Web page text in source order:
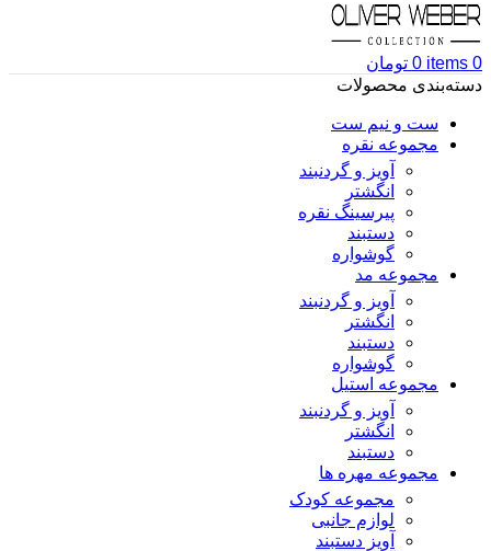
0
items
0 تومان
دسته‌بندی محصولات
ست و نیم ست
مجموعه نقره
آویز و گردنبند
انگشتر
پیرسینگ نقره
دستبند
گوشواره
مجموعه مد
آویز و گردنبند
انگشتر
دستبند
گوشواره
مجموعه استیل
آویز و گردنبند
انگشتر
دستبند
مجموعه مهره ها
مجموعه کودک
لوازم جانبی
آویز دستبند